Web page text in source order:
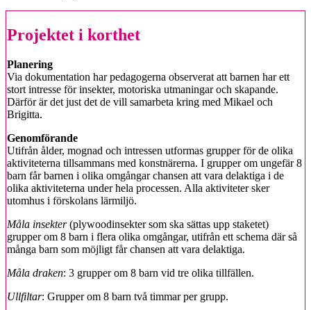
Projektet i korthet
Planering
Via dokumentation har pedagogerna observerat att barnen har ett
stort intresse för insekter, motoriska utmaningar och skapande.
Därför är det just det de vill samarbeta kring med Mikael och
Brigitta.
Genomförande
Utifrån ålder, mognad och intressen utformas grupper för de olika
aktiviteterna tillsammans med konstnärerna. I grupper om ungefär 8
barn får barnen i olika omgångar chansen att vara delaktiga i de
olika aktiviteterna under hela processen. Alla aktiviteter sker
utomhus i förskolans lärmiljö.
Måla insekter(plywoodinsekter som ska sättas upp staketet)
grupper om 8 barn i flera olika omgångar, utifrån ett schema där så
många barn som möjligt får chansen att vara delaktiga.
Måla draken: 3 grupper om 8 barn vid tre olika tillfällen.
Ullfiltar: Grupper om 8 barn två timmar per grupp.